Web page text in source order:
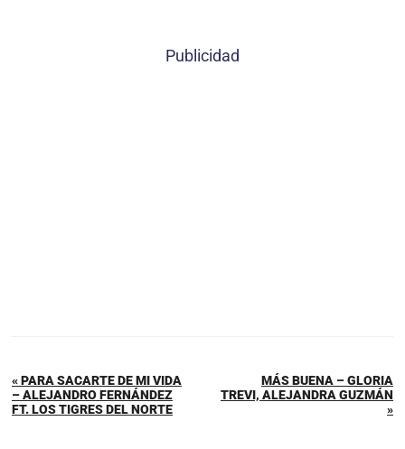
Publicidad
« PARA SACARTE DE MI VIDA
– ALEJANDRO FERNÁNDEZ
FT. LOS TIGRES DEL NORTE
MÁS BUENA – GLORIA
TREVI, ALEJANDRA GUZMÁN
»